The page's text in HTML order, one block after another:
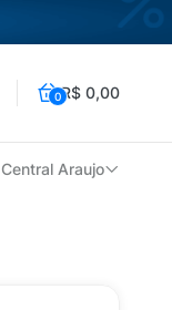
0R$ 0,00
Central Araujo